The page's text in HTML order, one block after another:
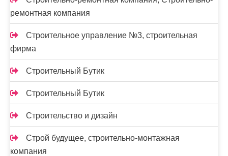
ремонтная компания
Строительное управление №3, строительная
фирма
Строительный Бутик
Строительный Бутик
Строительство и дизайн
Строй будущее, строительно-монтажная
компания